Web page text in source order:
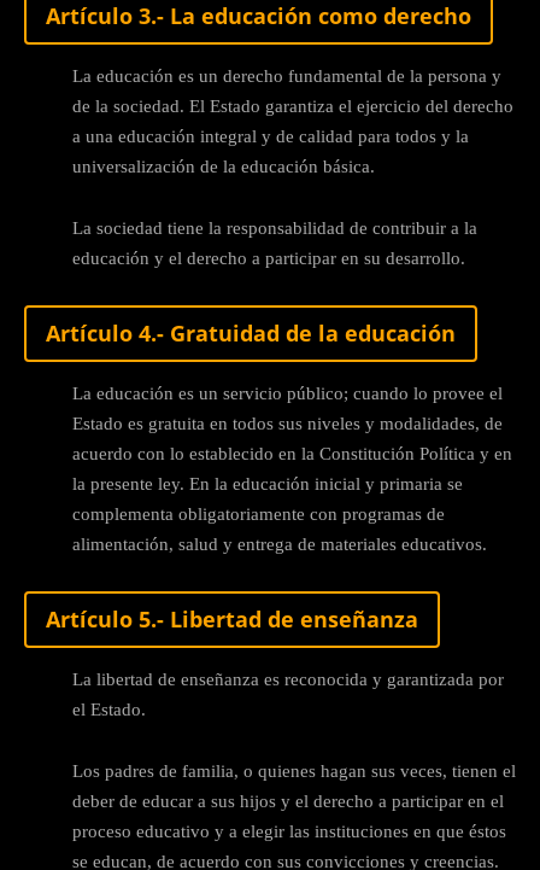
Artículo 3.- La educación como derecho
La educación es un derecho fundamental de la persona y
de la sociedad. El Estado garantiza el ejercicio del derecho
a una educación integral y de calidad para todos y la
universalización de la educación básica.
La sociedad tiene la responsabilidad de contribuir a la
educación y el derecho a participar en su desarrollo.
Artículo 4.- Gratuidad de la educación
La educación es un servicio público; cuando lo provee el
Estado es gratuita en todos sus niveles y modalidades, de
acuerdo con lo establecido en la Constitución Política y en
la presente ley. En la educación inicial y primaria se
complementa obligatoriamente con programas de
alimentación, salud y entrega de materiales educativos.
Artículo 5.- Libertad de enseñanza
La libertad de enseñanza es reconocida y garantizada por
el Estado.
Los padres de familia, o quienes hagan sus veces, tienen el
deber de educar a sus hijos y el derecho a participar en el
proceso educativo y a elegir las instituciones en que éstos
se educan, de acuerdo con sus convicciones y creencias.